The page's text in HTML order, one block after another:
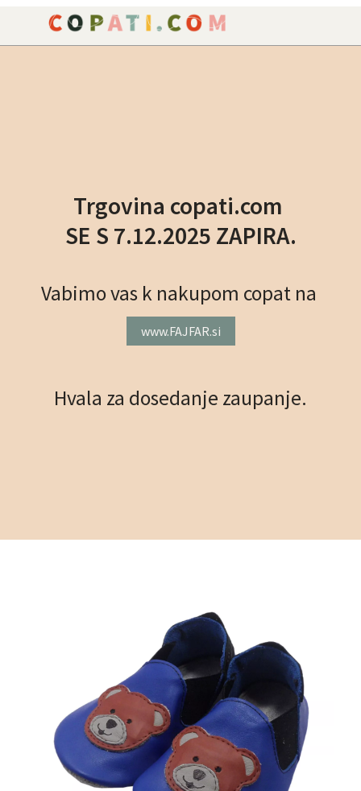
Trgovina copati.com
SE S 7.12.2025 ZAPIRA.
Vabimo vas k nakupom copat na
www.FAJFAR.si
Hvala za dosedanje zaupanje.